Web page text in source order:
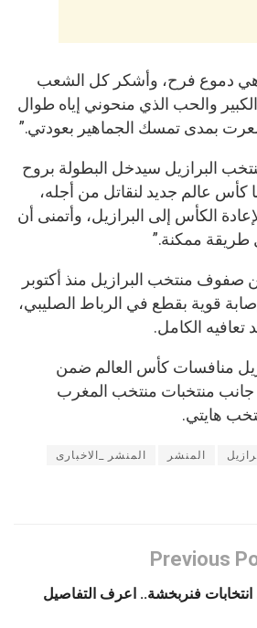
دموع فرح، وأشكر كل الشعب
والحب الذي منحوني إياه طوال
شعرت بمدى تمسك الجماهير بعودتي.”
البرازيل سيدخل البطولة بروح
كأس عالم جديد لنقاتل من أجله،
الكأس إلى البرازيل، وأتمنى أن
طريقة ممكنة.”
صفوف منتخب البرازيل منذ أكتوبر
لإصابة قوية بقطع في الرباط الصليبي،
تعافيه الكامل.
منافسات كأس العالم ضمن
جانب منتخبات منتخب المغرب
هايتي.
المنشر المنشر _الاخبارى
Previous
فنربخشة.. اعرف التفاصيل